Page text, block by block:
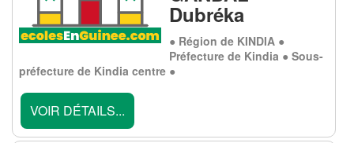
Dubréka
● Région de KINDIA ●
Préfecture de Kindia ● Sous-
préfecture de Kindia centre ●
VOIR DÉTAILS...